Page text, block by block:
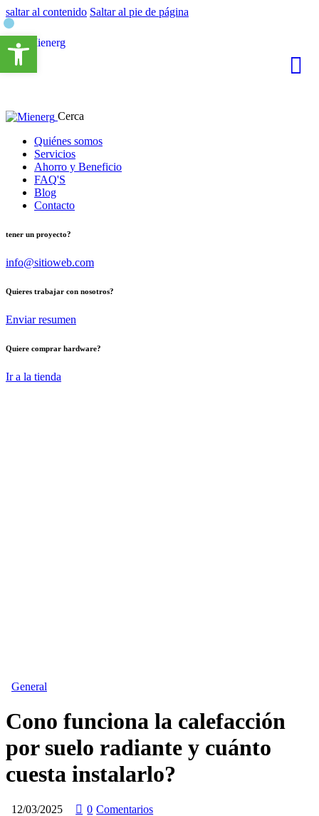
saltar al contenido Saltar al pie de página
Cerca
Quiénes somos
Servicios
Ahorro y Beneficio
FAQ'S
Blog
Contacto
tener un proyecto?
info@sitioweb.com
Quieres trabajar con nosotros?
Enviar resumen
Quiere comprar hardware?
Ir a la tienda
General
Cono funciona la calefacción
por suelo radiante y cuánto
cuesta instalarlo?
12/03/2025 0 Comentarios
Abrir barra de herramientas